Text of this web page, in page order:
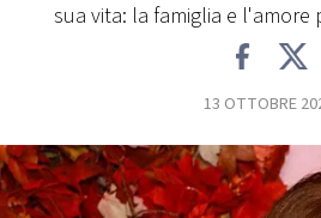
CONCORSI
sua vita: la famiglia e l'amore
13 OTTOBRE